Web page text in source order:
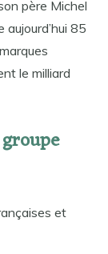
père Michel
85
le milliard
et